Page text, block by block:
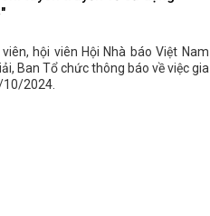
hội viên Hội Nhà báo Việt Nam
Ban Tổ chức thông báo về việc gia
2024.